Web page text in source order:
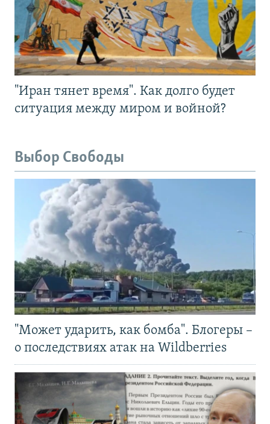
"Иран тянет время". Как долго будет
ситуация между миром и войной?
Выбор Свободы
"Может ударить, как бомба". Блогеры –
о последствиях атак на Wildberries